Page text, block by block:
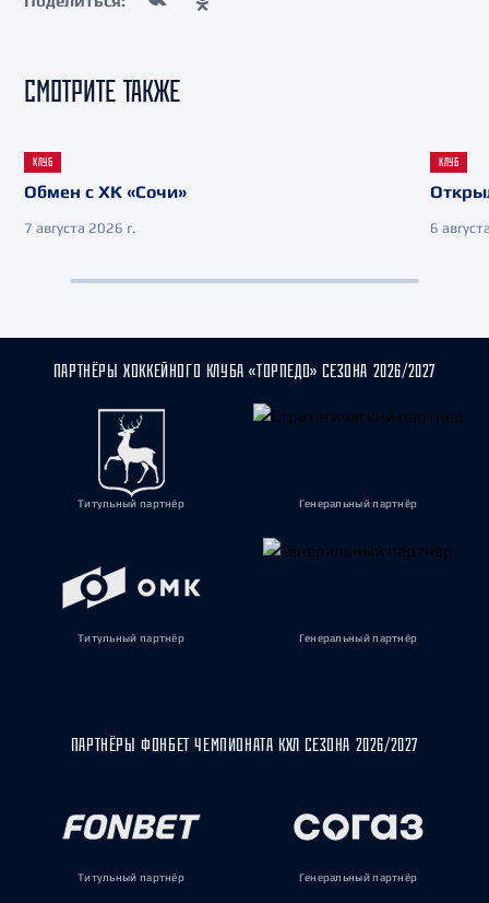
СМОТРИТЕ ТАКЖЕ
КЛУБ
Обмен с ХК «Сочи»
7 августа 2026 г.
КЛУБ
6
ПАРТНЁРЫ ХОККЕЙНОГО КЛУБА «ТОРПЕДО» СЕЗОНА 2026/2027
Титульный партнёр Генеральный партнёр
Титульный партнёр Генеральный партнёр
ПАРТНЁРЫ ФОНБЕТ ЧЕМПИОНАТА КХЛ СЕЗОНА 2026/2027
Титульный партнёр Генеральный партнёр